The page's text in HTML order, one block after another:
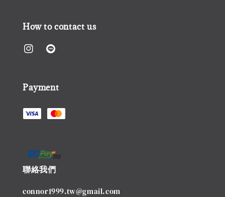
How to contact us
Payment
聯絡我們
connor1999.tw@gmail.com